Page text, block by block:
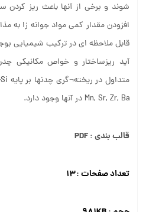
شوند و برخی از آنها باعث ریز کردن
افزودن مقدار کمی مواد جوانه زا به
قابل ملاحظه ای در ترکیب شیمیایی
آید ریزساختار و خواص مکانیکی
Mn, Sr, Zr, Ba در آنها وجود دارد.
قالب بندی : PDF
تعداد صفحات :۱۳